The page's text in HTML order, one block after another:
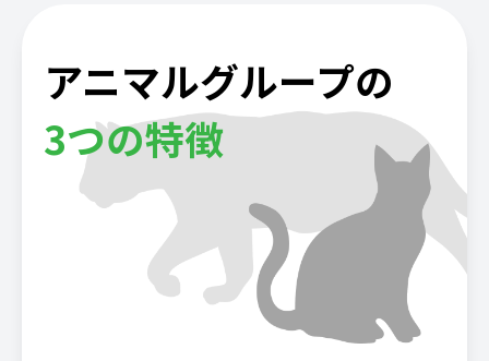
アニマルグループの
3つの特徴